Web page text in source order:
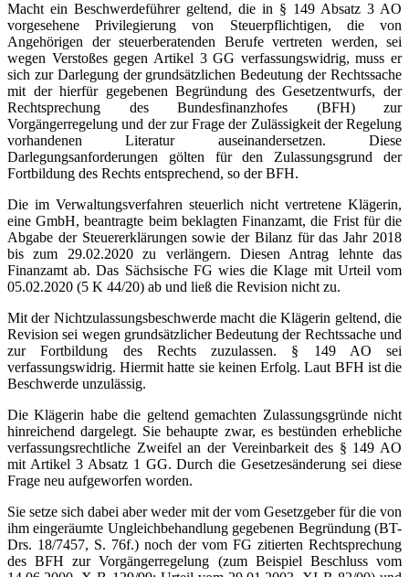
Macht ein Beschwerdeführer geltend, die in § 149 Absatz 3 AO
vorgesehene Privilegierung von Steuerpflichtigen, die von
Angehörigen der steuerberatenden Berufe vertreten werden, sei
wegen Verstoßes gegen Artikel 3 GG verfassungswidrig, muss er
sich zur Darlegung der grundsätzlichen Bedeutung der Rechtssache
mit der hierfür gegebenen Begründung des Gesetzentwurfs, der
Rechtsprechung des Bundesfinanzhofes (BFH) zur
Vorgängerregelung und der zur Frage der Zulässigkeit der Regelung
vorhandenen Literatur auseinandersetzen. Diese
Darlegungsanforderungen gölten für den Zulassungsgrund der
Fortbildung des Rechts entsprechend, so der BFH.
Die im Verwaltungsverfahren steuerlich nicht vertretene Klägerin,
eine GmbH, beantragte beim beklagten Finanzamt, die Frist für die
Abgabe der Steuererklärungen sowie der Bilanz für das Jahr 2018
bis zum 29.02.2020 zu verlängern. Diesen Antrag lehnte das
Finanzamt ab. Das Sächsische FG wies die Klage mit Urteil vom
05.02.2020 (5 K 44/20) ab und ließ die Revision nicht zu.
Mit der Nichtzulassungsbeschwerde macht die Klägerin geltend, die
Revision sei wegen grundsätzlicher Bedeutung der Rechtssache und
zur Fortbildung des Rechts zuzulassen. § 149 AO sei
verfassungswidrig. Hiermit hatte sie keinen Erfolg. Laut BFH ist die
Beschwerde unzulässig.
Die Klägerin habe die geltend gemachten Zulassungsgründe nicht
hinreichend dargelegt. Sie behaupte zwar, es bestünden erhebliche
verfassungsrechtliche Zweifel an der Vereinbarkeit des § 149 AO
mit Artikel 3 Absatz 1 GG. Durch die Gesetzesänderung sei diese
Frage neu aufgeworfen worden.
Sie setze sich dabei aber weder mit der vom Gesetzgeber für die von
ihm eingeräumte Ungleichbehandlung gegebenen Begründung (BT-
Drs. 18/7457, S. 76f.) noch der vom FG zitierten Rechtsprechung
des BFH zur Vorgängerregelung (zum Beispiel Beschluss vom